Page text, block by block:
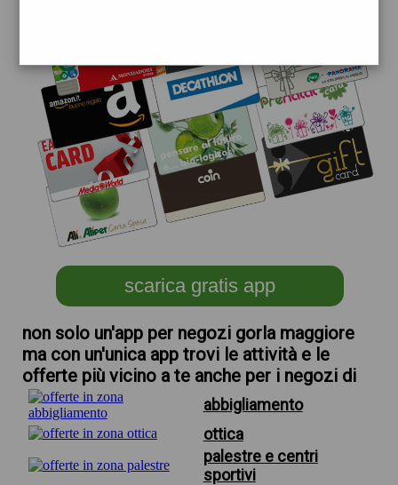
scarica gratis app
non solo un'app per negozi gorla maggiore
ma con un'unica app trovi le attività e le
offerte più vicino a te anche per i negozi di
abbigliamento
ottica
palestre e centri
sportivi